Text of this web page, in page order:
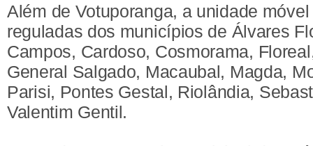
Além de Votuporanga, a unidade
reguladas dos municípios de Álvares
Campos, Cardoso, Cosmorama,
General Salgado, Macaubal, Magda,
Parisi, Pontes Gestal, Riolândia,
Valentim Gentil.